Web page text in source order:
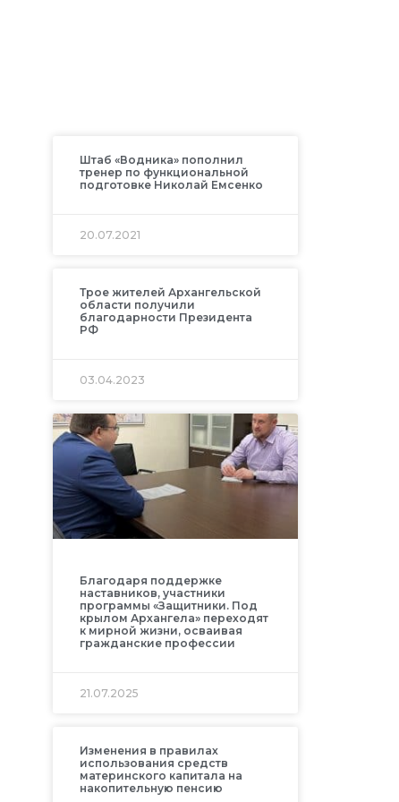
Штаб «Водника» пополнил
тренер по функциональной
подготовке Николай Емсенко
20.07.2021
Трое жителей Архангельской
области получили
благодарности Президента
РФ
03.04.2023
Благодаря поддержке
наставников, участники
программы «Защитники. Под
крылом Архангела» переходят
к мирной жизни, осваивая
гражданские профессии
21.07.2025
Изменения в правилах
использования средств
материнского капитала на
накопительную пенсию